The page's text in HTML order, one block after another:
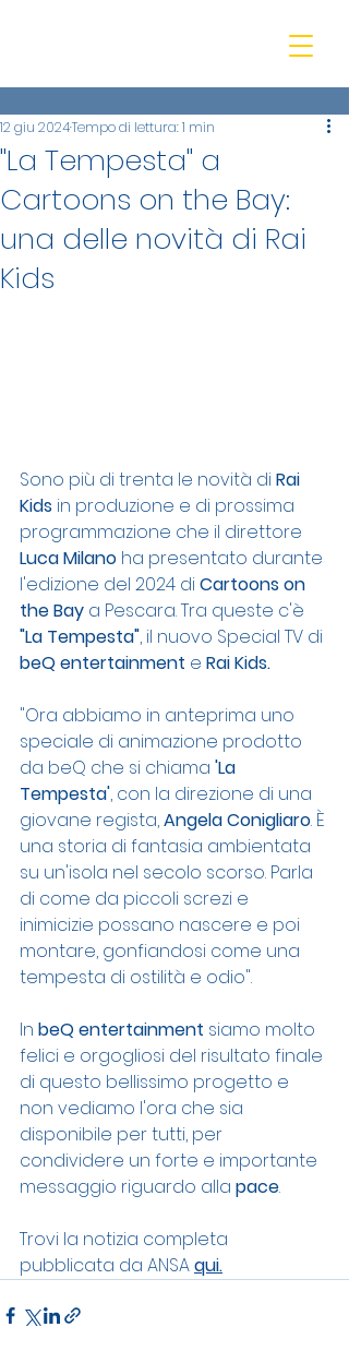
"La Tempesta" a
Cartoons on the Bay:
una delle novità di Rai
Kids
12 giu 2024Tempo di lettura: 1 min
Sono più di trenta le novità di Rai
Kids in produzione e di prossima
programmazione che il direttore
Luca Milano ha presentato durante
l'edizione del 2024 di Cartoons on
the Bay a Pescara. Tra queste c'è
"La Tempesta", il nuovo Special TV di
beQ entertainment e Rai Kids.
"Ora abbiamo in anteprima uno
speciale di animazione prodotto
da beQ che si chiama 'La
Tempesta', con la direzione di una
giovane regista, Angela Conigliaro. È
una storia di fantasia ambientata
su un'isola nel secolo scorso. Parla
di come da piccoli screzi e
inimicizie possano nascere e poi
montare, gonfiandosi come una
tempesta di ostilità e odio".
In beQ entertainment siamo molto
felici e orgogliosi del risultato finale
di questo bellissimo progetto e
non vediamo l'ora che sia
disponibile per tutti, per
condividere un forte e importante
messaggio riguardo alla pace.
Trovi la notizia completa
pubblicata da ANSA qui.